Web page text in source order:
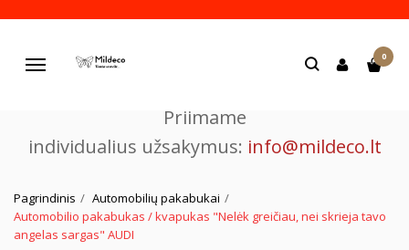
Navigacija
0
Priimame
individualius užsakymus: info@mildeco.lt
Pagrindinis
Automobilių pakabukai
Automobilio pakabukas / kvapukas "Nelėk greičiau, nei skrieja tavo
angelas sargas" AUDI